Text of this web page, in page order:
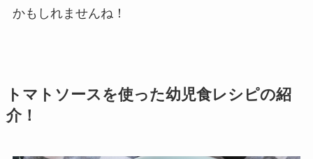
かもしれませんね！
トマトソースを使った幼児食レシピの紹
介！